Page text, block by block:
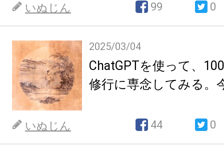
いぬじん 99 0
2025/03/04
ChatGPTを使って、
修行に専念してみる。
いぬじん 44 0